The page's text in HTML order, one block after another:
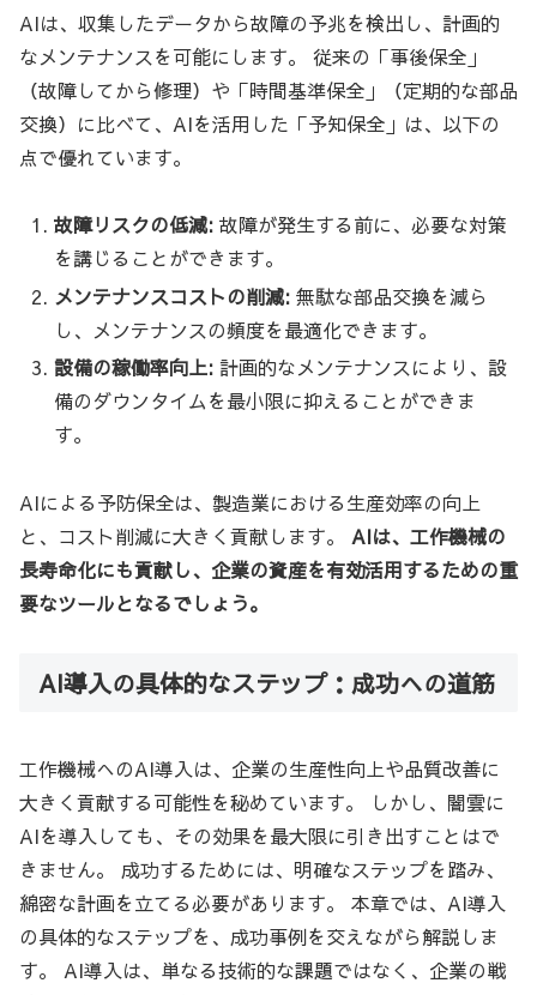
AIは、収集したデータから故障の予兆を検出し、計画的
なメンテナンスを可能にします。 従来の「事後保全」
（故障してから修理）や「時間基準保全」（定期的な部品
交換）に比べて、AIを活用した「予知保全」は、以下の
点で優れています。
故障リスクの低減: 故障が発生する前に、必要な対策
を講じることができます。
メンテナンスコストの削減: 無駄な部品交換を減ら
し、メンテナンスの頻度を最適化できます。
設備の稼働率向上: 計画的なメンテナンスにより、設
備のダウンタイムを最小限に抑えることができま
す。
AIによる予防保全は、製造業における生産効率の向上
と、コスト削減に大きく貢献します。 AIは、工作機械の
長寿命化にも貢献し、企業の資産を有効活用するための重
要なツールとなるでしょう。
AI導入の具体的なステップ：成功への道筋
工作機械へのAI導入は、企業の生産性向上や品質改善に
大きく貢献する可能性を秘めています。 しかし、闇雲に
AIを導入しても、その効果を最大限に引き出すことはで
きません。 成功するためには、明確なステップを踏み、
綿密な計画を立てる必要があります。 本章では、AI導入
の具体的なステップを、成功事例を交えながら解説しま
す。 AI導入は、単なる技術的な課題ではなく、企業の戦